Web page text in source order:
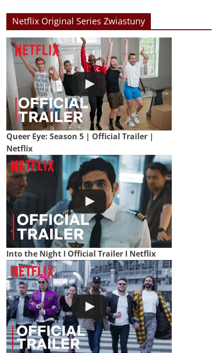
Netflix Original Series Zwiastuny
Queer Eye: Season 5 | Official Trailer |
Netflix
Into the Night I Official Trailer I Netflix